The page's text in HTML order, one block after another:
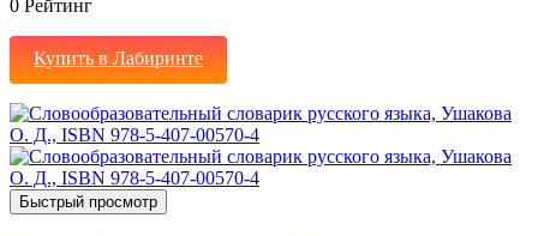
0 Рейтинг
Купить в Лабиринте
Быстрый просмотр